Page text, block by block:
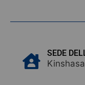
SEDE
Kinshasa